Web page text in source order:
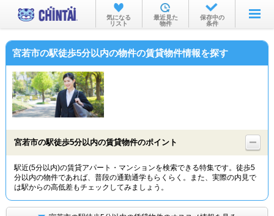
お部屋を探す
沿線・駅から
物件特集から
TOP
気になる
リスト
最近見た
物件
保存中の
条件
宮若市の駅徒歩5分以内の物件の賃貸物件情報を探す
宮若市の駅徒歩5分以内の賃貸物件のポイント
駅近(5分以内)の賃貸アパート・マンションを検索できる特集です。徒歩5
分以内の物件であれば、普段の通勤通学もらくらく。また、実際の内見で
は駅からの高低差もチェックしてみましょう。